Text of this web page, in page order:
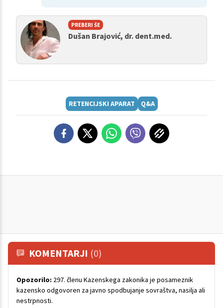
PREBERI ŠE
Dušan Brajović, dr. dent.med.
RETENCIJSKI APARAT Q&A
KOMENTARJI (0)
Opozorilo: 297. členu Kazenskega zakonika je posameznik
kazensko odgovoren za javno spodbujanje sovraštva, nasilja ali
nestrpnosti.